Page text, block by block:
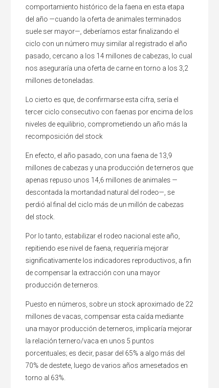
comportamiento histórico de la faena en esta etapa
del año —cuando la oferta de animales terminados
suele ser mayor—, deberíamos estar finalizando el
ciclo con un número muy similar al registrado el año
pasado, cercano a los 14 millones de cabezas, lo cual
nos aseguraría una oferta de carne en torno a los 3,2
millones de toneladas.
Lo cierto es que, de confirmarse esta cifra, sería el
tercer ciclo consecutivo con faenas por encima de los
niveles de equilibrio, comprometiendo un año más la
recomposición del stock
En efecto, el año pasado, con una faena de 13,9
millones de cabezas y una producción de terneros que
apenas repuso unos 14,6 millones de animales —
descontada la mortandad natural del rodeo—, se
perdió al final del ciclo más de un millón de cabezas
del stock.
Por lo tanto, estabilizar el rodeo nacional este año,
repitiendo ese nivel de faena, requeriría mejorar
significativamente los indicadores reproductivos, a fin
de compensar la extracción con una mayor
producción de terneros.
Puesto en números, sobre un stock aproximado de 22
millones de vacas, compensar esta caída mediante
una mayor producción de terneros, implicaría mejorar
la relación ternero/vaca en unos 5 puntos
porcentuales; es decir, pasar del 65% a algo más del
70% de destete, luego de varios años amesetados en
torno al 63%.